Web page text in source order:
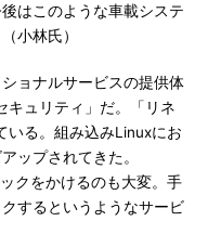
はこのような車載システ
小林氏）
ョナルサービスの提供体
キュリティ」だ。「リネ
いる。組み込みLinuxにお
ップされてきた。
クをかけるのも大変。手
するというようなサービ